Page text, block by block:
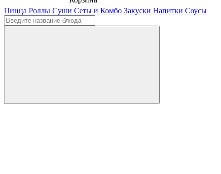
Пицца Роллы Суши Сеты и Комбо Закуски Напитки Соусы